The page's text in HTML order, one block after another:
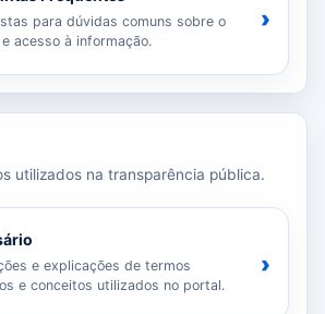
para dúvidas comuns sobre o
acesso à informação.
›
utilizados na transparência pública.
e explicações de termos
e conceitos utilizados no portal.
›